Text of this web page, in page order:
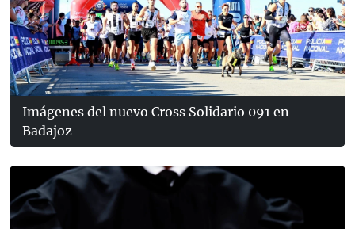
Imágenes del nuevo Cross Solidario 091 en
Badajoz